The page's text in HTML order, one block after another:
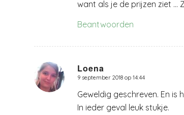
want als je de prijzen ziet …
Beantwoorden
Loena
zegt:
9 september 2018 op 14:44
Geweldig geschreven. En
In ieder geval leuk stukje.